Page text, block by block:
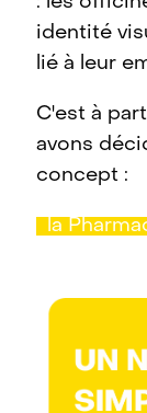
identité
lié à leur
C'est à
avons
concept :
la